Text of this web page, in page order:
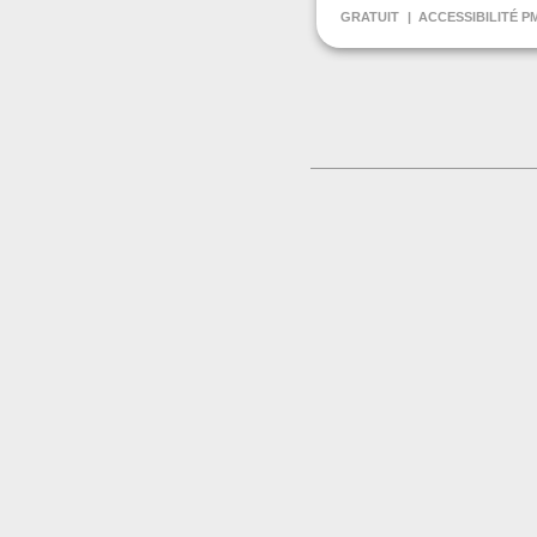
Salle Marcel Pagnole
GRATUIT ACCESSIBILITÉ